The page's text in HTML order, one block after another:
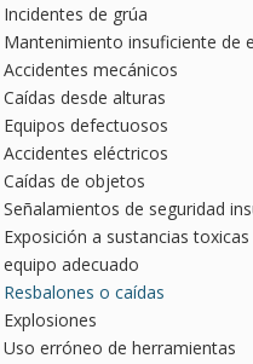
Incidentes de grúa
Mantenimiento insuficiente de
Accidentes mecánicos
Caídas desde alturas
Equipos defectuosos
Accidentes eléctricos
Caídas de objetos
Señalamientos de seguridad
Exposición a sustancias toxicas
equipo adecuado
Resbalones o caídas
Explosiones
Uso erróneo de herramientas